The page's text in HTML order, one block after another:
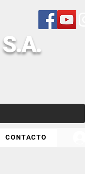
S.A.
CONTACTO